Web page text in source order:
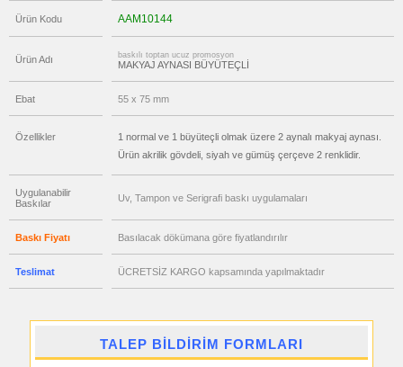
Ürün Kodu AAM10144
Ürün Adı baskılı toptan ucuz promosyon
MAKYAJ AYNASI BÜYÜTEÇLİ
Ebat 55 x 75 mm
Özellikler
1 normal ve 1 büyüteçli olmak üzere 2 aynalı makyaj aynası.
Ürün akrilik gövdeli, siyah ve gümüş çerçeve 2 renklidir.
Uygulanabilir
Baskılar
Uv, Tampon ve Serigrafi baskı uygulamaları
Baskı Fiyatı Basılacak dökümana göre fiyatlandırılır
Teslimat ÜCRETSİZ KARGO kapsamında yapılmaktadır
TALEP BİLDİRİM FORMLARI
Geri
Ürünler
promosyon
Makinesi
promosyon
&
Mezura
Çakı
&
El
Feneri
promosyon
Çakmak
Çanta